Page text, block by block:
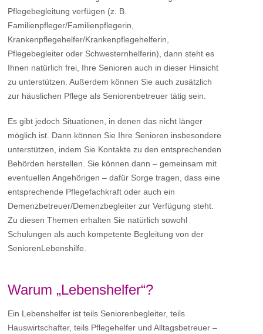
Pflegebegleitung verfügen (z. B.
Familienpfleger/Familienpflegerin,
Krankenpflegehelfer/Krankenpflegehelferin,
Pflegebegleiter oder Schwesternhelferin), dann steht es
Ihnen natürlich frei, Ihre Senioren auch in dieser Hinsicht
zu unterstützen. Außerdem können Sie auch zusätzlich
zur häuslichen Pflege als Seniorenbetreuer tätig sein.
Es gibt jedoch Situationen, in denen das nicht länger
möglich ist. Dann können Sie Ihre Senioren insbesondere
unterstützen, indem Sie Kontakte zu den entsprechenden
Behörden herstellen. Sie können dann – gemeinsam mit
eventuellen Angehörigen – dafür Sorge tragen, dass eine
entsprechende Pflegefachkraft oder auch ein
Demenzbetreuer/Demenzbegleiter zur Verfügung steht.
Zu diesen Themen erhalten Sie natürlich sowohl
Schulungen als auch kompetente Begleitung von der
SeniorenLebenshilfe.
Warum „Lebenshelfer“?
Ein Lebenshelfer ist teils Seniorenbegleiter, teils
Hauswirtschafter, teils Pflegehelfer und Alltagsbetreuer –